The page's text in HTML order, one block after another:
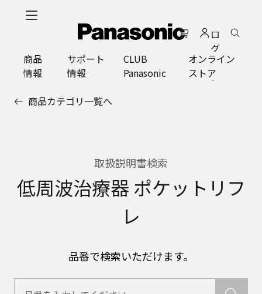
ロ
グ
イ
ン
商品
情報
サポート
情報
CLUB
Panasonic
オンライン
ストア
商品カテゴリ一覧へ
取扱説明書検索
低周波治療器 ポケットリフ
レ
品番で検索いただけます。